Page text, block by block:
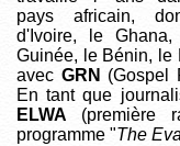
pays africain,
d'Ivoire, le
Guinée, le Bénin, le
avec GRN (Gospel
En tant que
ELWA (première
programme "The